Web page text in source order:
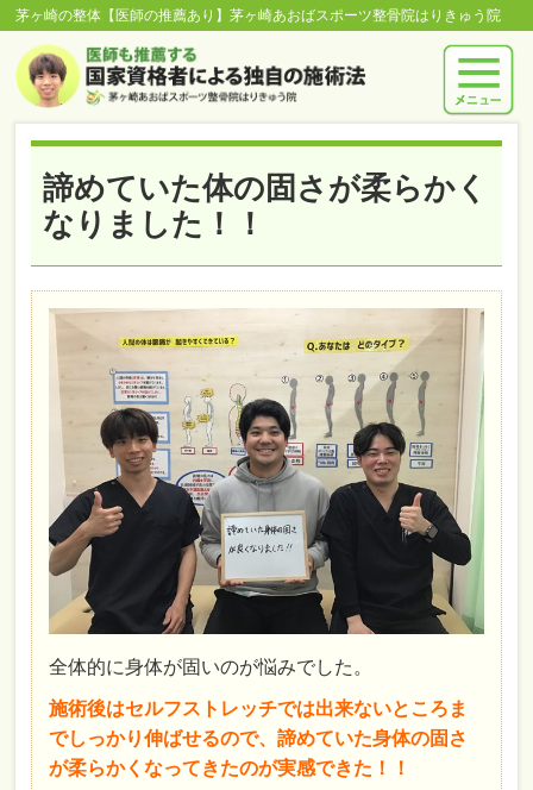
茅ヶ崎の整体【医師の推薦あり】茅ヶ崎あおばスポーツ整骨院はりきゅう院
諦めていた体の固さが柔らかく
なりました！！
全体的に身体が固いのが悩みでした。
施術後はセルフストレッチでは出来ないところま
でしっかり伸ばせるので、諦めていた身体の固さ
が柔らかくなってきたのが実感できた！！